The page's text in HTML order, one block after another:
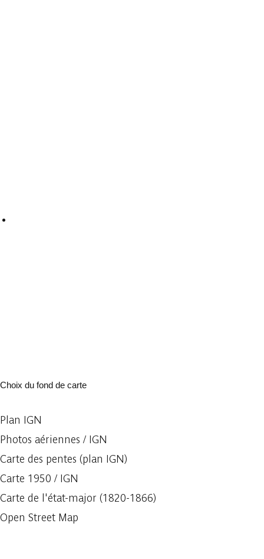
Choix du fond de carte
Plan IGN
Photos aériennes / IGN
Carte des pentes (plan IGN)
Carte 1950 / IGN
Carte de l'état-major (1820-1866)
Open Street Map